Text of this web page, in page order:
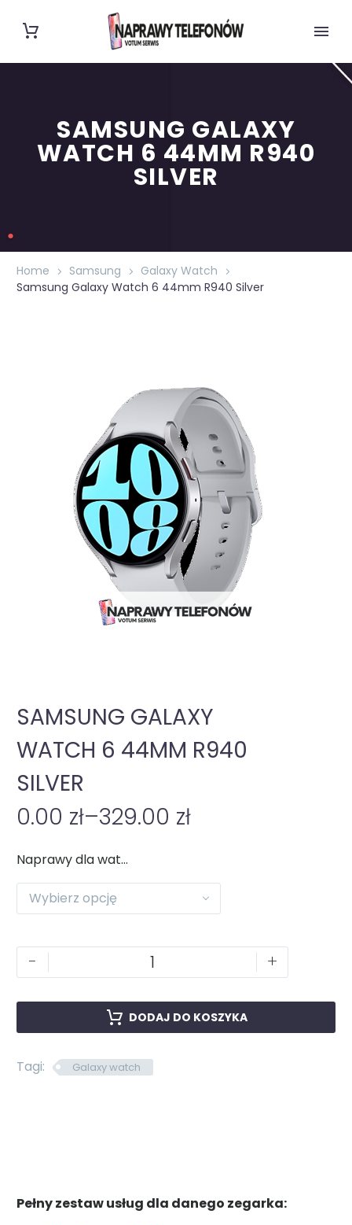
SAMSUNG GALAXY
WATCH 6 44MM R940
SILVER
Home Samsung
Galaxy Watch
Samsung Galaxy Watch 6 44mm R940 Silver
SAMSUNG GALAXY
WATCH 6 44MM R940
SILVER
0.00 zł–329.00 zł
Naprawy dla watch
Wybierz opcję
- +
DODAJ DO KOSZYKA
Tagi: Galaxy watch
Pełny zestaw usług dla danego zegarka: